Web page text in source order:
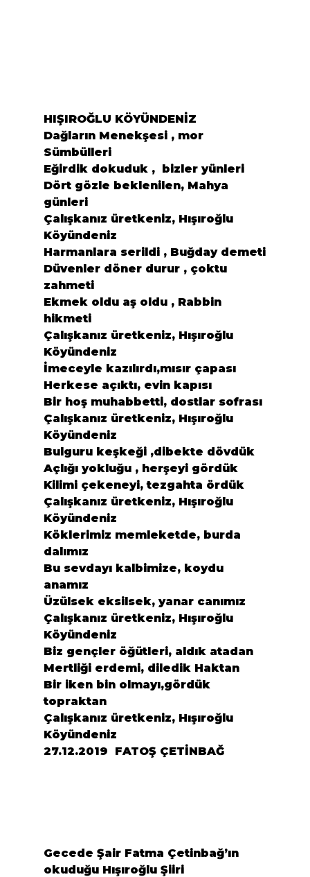
HIŞIROĞLU KÖYÜNDENİZ
Dağların Menekşesi , mor
Sümbülleri
Eğirdik dokuduk ,  bizler yünleri
Dört gözle beklenilen, Mahya
günleri
Çalışkanız üretkeniz, Hışıroğlu
Köyündeniz
Harmanlara serildi , Buğday demeti
Düvenler döner durur , çoktu
zahmeti
Ekmek oldu aş oldu , Rabbin
hikmeti
Çalışkanız üretkeniz, Hışıroğlu
Köyündeniz
İmeceyle kazılırdı,mısır çapası
Herkese açıktı, evin kapısı
Bir hoş muhabbetti, dostlar sofrası
Çalışkanız üretkeniz, Hışıroğlu
Köyündeniz
Bulguru keşkeği ,dibekte dövdük
Açlığı yokluğu , herşeyi gördük
Kilimi çekeneyi, tezgahta ördük
Çalışkanız üretkeniz, Hışıroğlu
Köyündeniz
Köklerimiz memleketde, burda
dalımız
Bu sevdayı kalbimize, koydu
anamız
Üzülsek eksilsek, yanar canımız
Çalışkanız üretkeniz, Hışıroğlu
Köyündeniz
Biz gençler öğütleri, aldık atadan
Mertliği erdemi, diledik Haktan
Bir iken bin olmayı,gördük
topraktan
Çalışkanız üretkeniz, Hışıroğlu
Köyündeniz
27.12.2019  FATOŞ ÇETİNBAĞ
Gecede Şair Fatma Çetinbağ’ın
okuduğu Hışıroğlu Şiiri